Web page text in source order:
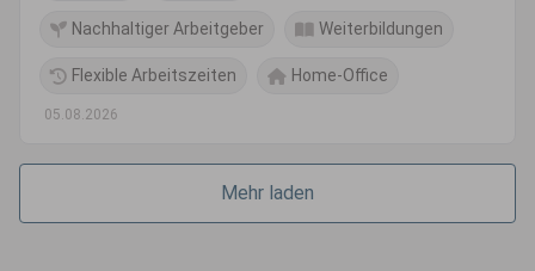
Nachhaltiger Arbeitgeber Weiterbildungen
Flexible Arbeitszeiten Home-Office
05.08.2026
Mehr laden